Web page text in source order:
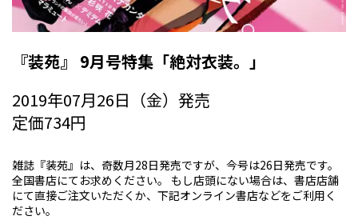
『装苑』 9月号特集「絶対衣装。」
2019年07月26日（金）発売
定価734円
雑誌『装苑』は、奇数月28日発売ですが、今号は26日発売です。
全国書店にてお求めください。 もし店頭にない場合は、書店店舗
にて直接ご注文いただくか、下記オンライン書店などをご利用く
ださい。